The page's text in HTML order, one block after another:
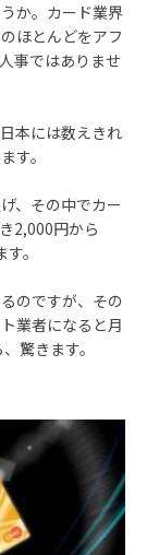
か。カード業界
ほとんどをアフ
事ではありませ
本には数えきれ
す。
、その中でカー
2,000円から
。
のですが、その
業者になると月
驚きます。